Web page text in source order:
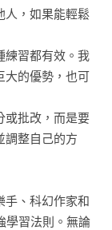
人，如果能輕鬆
練習都有效。我
大的優勢，也可
或批改，而是要
調整自己的方
手、科幻作家和
學習法則。無論